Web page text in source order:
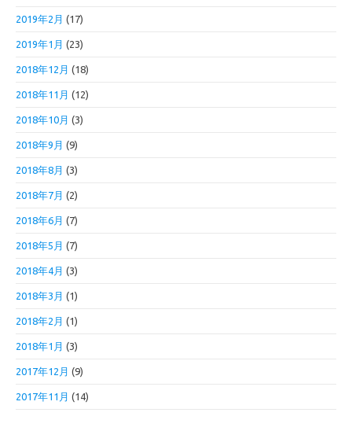
2019年2月 (17)
2019年1月 (23)
2018年12月 (18)
2018年11月 (12)
2018年10月 (3)
2018年9月 (9)
2018年8月 (3)
2018年7月 (2)
2018年6月 (7)
2018年5月 (7)
2018年4月 (3)
2018年3月 (1)
2018年2月 (1)
2018年1月 (3)
2017年12月 (9)
2017年11月 (14)